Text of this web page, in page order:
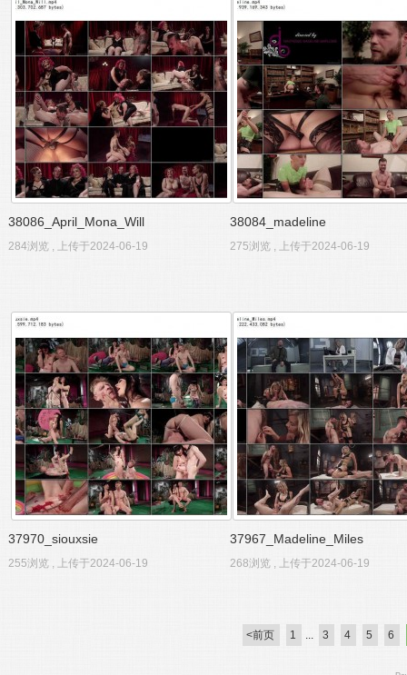
38086_April_Mona_Will
284浏览 , 上传于2024-06-19
38084_madeline
275浏览 , 上传于2024-06-19
37970_siouxsie
255浏览 , 上传于2024-06-19
37967_Madeline_Miles
268浏览 , 上传于2024-06-19
<前页 1 ... 3 4 5 6